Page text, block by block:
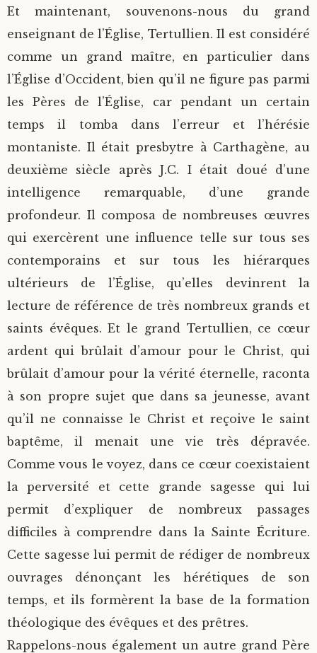
Et maintenant, souvenons-nous du grand
enseignant de l’Église, Tertullien. Il est considéré
comme un grand maître, en particulier dans
l’Église d’Occident, bien qu’il ne figure pas parmi
les Pères de l’Église, car pendant un certain
temps il tomba dans l’erreur et l’hérésie
montaniste. Il était presbytre à Carthagène, au
deuxième siècle après J.C. I était doué d’une
intelligence remarquable, d’une grande
profondeur. Il composa de nombreuses œuvres
qui exercèrent une influence telle sur tous ses
contemporains et sur tous les hiérarques
ultérieurs de l’Église, qu’elles devinrent la
lecture de référence de très nombreux grands et
saints évêques. Et le grand Tertullien, ce cœur
ardent qui brûlait d’amour pour le Christ, qui
brûlait d’amour pour la vérité éternelle, raconta
à son propre sujet que dans sa jeunesse, avant
qu’il ne connaisse le Christ et reçoive le saint
baptême, il menait une vie très dépravée.
Comme vous le voyez, dans ce cœur coexistaient
la perversité et cette grande sagesse qui lui
permit d’expliquer de nombreux passages
difficiles à comprendre dans la Sainte Écriture.
Cette sagesse lui permit de rédiger de nombreux
ouvrages dénonçant les hérétiques de son
temps, et ils formèrent la base de la formation
théologique des évêques et des prêtres.
Rappelons-nous également un autre grand Père